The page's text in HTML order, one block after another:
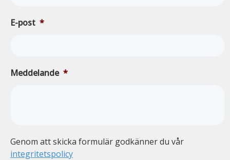
E-post *
Meddelande *
Genom att skicka formulär godkänner du vår
integritetspolicy